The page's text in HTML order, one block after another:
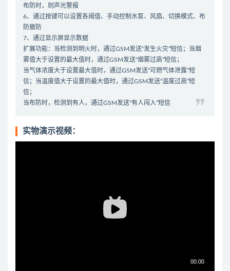
布防时，则声光警报
6、通过按键可以设置各阈值、手动控制水泵、风扇、切换模式、布
防撤防
7、通过显示屏显示数据
扩展功能：当检测到明火时，通过GSM发送“发生火灾”短信；当烟
雾值大于设置的最大值时，通过GSM发送“烟雾过高”短信；
当气体浓度大于设置最大值时，通过GSM发送“可燃气体泄露”短
信；当温度值大于设置的最大值时，通过GSM发送“温度过高”短
信；
当布防时，检测到有人，通过GSM发送“有人闯入”短信
实物演示视频：